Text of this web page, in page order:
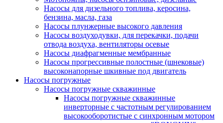
Насосы для дизельного топлива, керосина,
бензина, масла, газа
Насосы плунжерные высокого давления
Насосы воздуходувки, для перекачки, подачи
отвода воздуха, вентиляторы осевые
Насосы диафрагменные мембранные
Насосы прогрессивные полостные (шнековые)
высоконапорные шкивные под двигатель
Насосы погружные
Насосы погружные скважинные
Насосы погружные скважинные
инверторные с частотным регулированием
высокооборотистые с синхронным мотором